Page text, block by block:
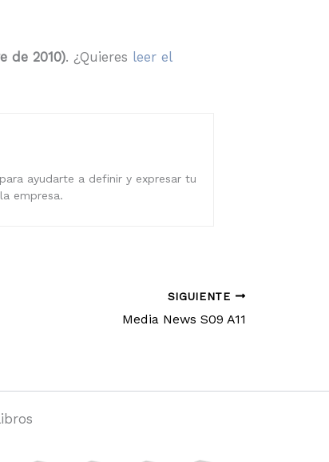
de 2010). ¿Quieres leer el
ayudarte a definir y expresar tu
empresa.
SIGUIENTE
Media News S09 A11